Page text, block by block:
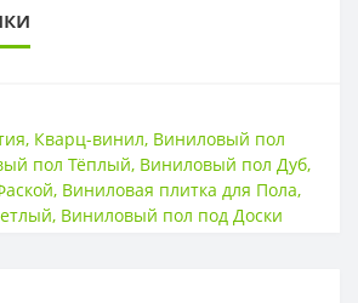
33 класс
, Кварц-винил, Виниловый пол
пол Тёплый, Виниловый пол Дуб,
, Виниловая плитка для Пола,
, Виниловый пол под Доски